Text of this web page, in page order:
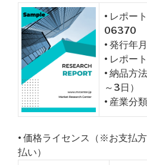
• レポー
06370
• 発行年
• レポー
• 納品方
～3日）
• 産業分
• 価格ライセンス（※お支払
払い）